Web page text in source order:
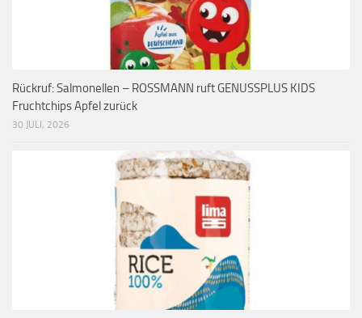
Rückruf: Salmonellen – ROSSMANN ruft GENUSSPLUS KIDS
Fruchtchips Apfel zurück
30 JULI, 2026